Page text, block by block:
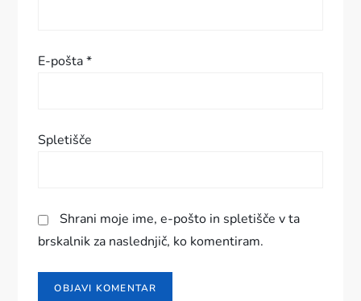
a
E-pošta*
Spletišče
Shrani moje ime, e-pošto in spletišče v ta
brskalnik za naslednjič, ko komentiram.